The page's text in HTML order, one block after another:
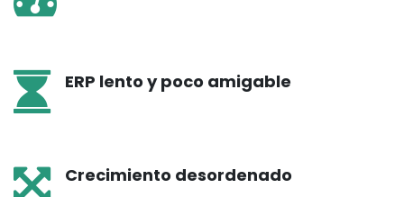
ERP lento y poco amigable
Crecimiento desordenado